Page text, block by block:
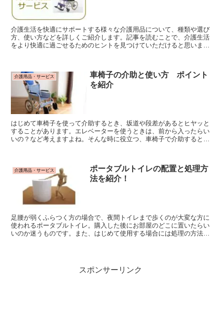
介護生活を快適にサポートする様々な介護用品について、種類や選び
方、使い方などを詳しくご紹介します。記事を読むことで、介護生活
をより快適に過ごせるためのヒントを見つけていただけると思いま
介護用品・サービス
車椅子の介助と使い方 ポイント
を紹介
はじめて車椅子を使って介助するとき、坂道や段差があるとヒヤッと
することがあります。エレベーターを使うときは、前から入ったらい
いの？など考えますよね。そんな時に役立つ、車椅子で介助するとき
介護用品・サービス
ポータブルトイレの配置と処理方
法を紹介！
足腰が弱くふらつく方の場合で、夜間トイレまで歩くのが大変な方に
使われるポータブルトイレ。購入した後にお部屋のどこに置いたらい
いのか迷うものです。また、はじめて使用する場合には処理の方法も
スポンサーリンク